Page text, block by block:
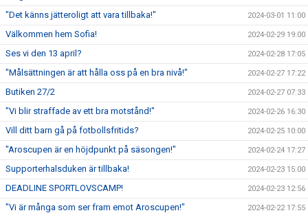
"Det känns jätteroligt att vara tillbaka!" 2024-03-01 11:00
Välkommen hem Sofia! 2024-02-29 19:00
Ses vi den 13 april? 2024-02-28 17:05
"Målsättningen är att hålla oss på en bra nivå!" 2024-02-27 17:22
Butiken 27/2 2024-02-27 07:33
"Vi blir straffade av ett bra motstånd!" 2024-02-26 16:30
Vill ditt barn gå på fotbollsfritids? 2024-02-25 10:00
"Aroscupen är en höjdpunkt på säsongen!" 2024-02-24 17:27
Supporterhalsduken är tillbaka! 2024-02-23 15:00
DEADLINE SPORTLOVSCAMP! 2024-02-23 12:56
"Vi är många som ser fram emot Aroscupen!" 2024-02-22 17:55